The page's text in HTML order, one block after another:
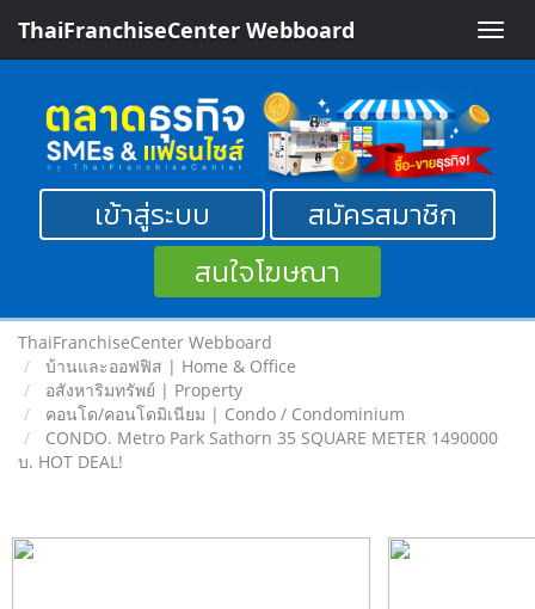
Toggle
ThaiFranchiseCenter Webboard
เข้าสู่ระบบ
สมัครสมาชิก
สนใจโฆษณา
ThaiFranchiseCenter Webboard
บ้านและออฟฟิส | Home & Office
อสังหาริมทรัพย์ | Property
คอนโด/คอนโดมิเนียม | Condo / Condominium
CONDO. Metro Park Sathorn 35 SQUARE METER 1490000
บ. HOT DEAL!